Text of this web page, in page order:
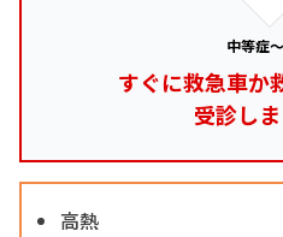
中等症
すぐに救急車か
受診し
高熱